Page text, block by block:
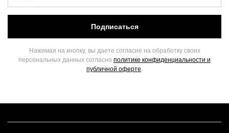
Подписаться
Нажимая на кнопку, вы даете согласие на обработку своих
персональных данных согласно политике конфиденциальности и
публичной оферте.